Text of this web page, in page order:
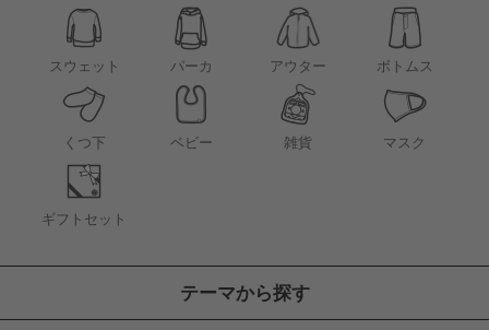
スウェット パーカ アウター ボトムス
くつ下 ベビー 雑貨 マスク
ギフトセット
テーマから探す